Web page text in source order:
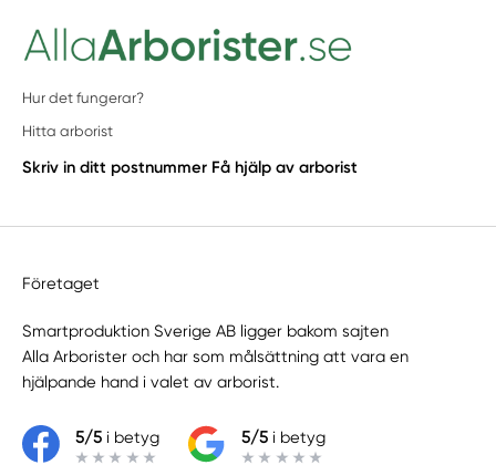
Hur det fungerar?
Hitta arborist
Skriv in ditt postnummer Få hjälp av arborist
Företaget
Smartproduktion Sverige AB ligger bakom sajten
Alla Arborister och har som målsättning att vara en
hjälpande hand i valet av arborist.
5/5i betyg 5/5i betyg